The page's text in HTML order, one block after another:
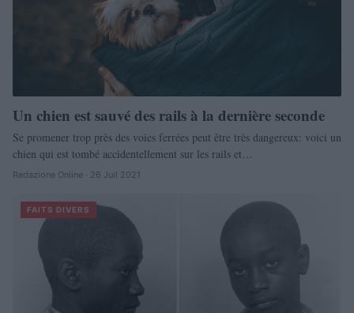
Un chien est sauvé des rails à la dernière seconde
Se promener trop près des voies ferrées peut être très dangereux: voici un
chien qui est tombé accidentellement sur les rails et…
Redazione Online · 26 Juil 2021
FAITS DIVERS